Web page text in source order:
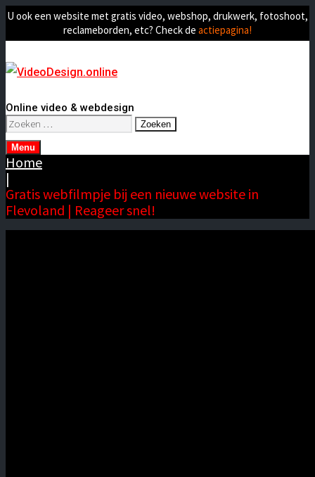
U ook een website met gratis video, webshop, drukwerk, fotoshoot,
reclameborden, etc? Check de actiepagina!
Online video & webdesign
Zoeken
naar:
Menu
Home
|
Gratis webfilmpje bij een nieuwe website in
Flevoland | Reageer snel!